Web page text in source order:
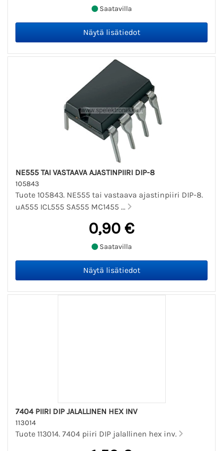
Saatavilla
NE555 TAI VASTAAVA AJASTINPIIRI DIP-8
105843
Tuote 105843. NE555 tai vastaava ajastinpiiri DIP-8.
uA555 ICL555 SA555 MC1455 ...
0,90 €
Saatavilla
7404 PIIRI DIP JALALLINEN HEX INV
113014
Tuote 113014. 7404 piiri DIP jalallinen hex inv.